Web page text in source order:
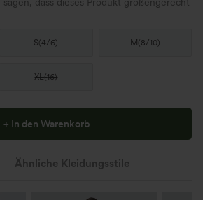
dass dieses Produkt größengerecht
S(4/6) M(8/10)
XL(16)
+ In den Warenkorb
Ähnliche Kleidungsstile